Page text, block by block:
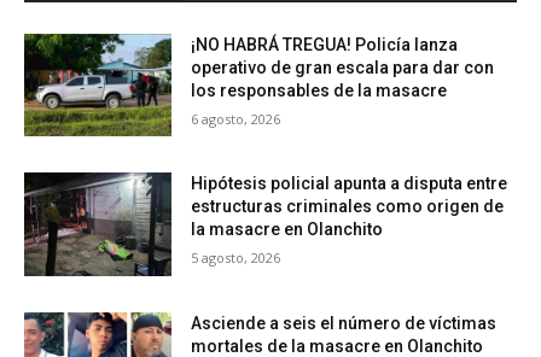
¡NO HABRÁ TREGUA! Policía lanza
operativo de gran escala para dar con
los responsables de la masacre
6 agosto, 2026
Hipótesis policial apunta a disputa entre
estructuras criminales como origen de
la masacre en Olanchito
5 agosto, 2026
Asciende a seis el número de víctimas
mortales de la masacre en Olanchito